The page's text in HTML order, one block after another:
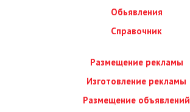
Обьявления
Справочник
Размещение рекламы
Изготовление рекламы
Размещение объявлений